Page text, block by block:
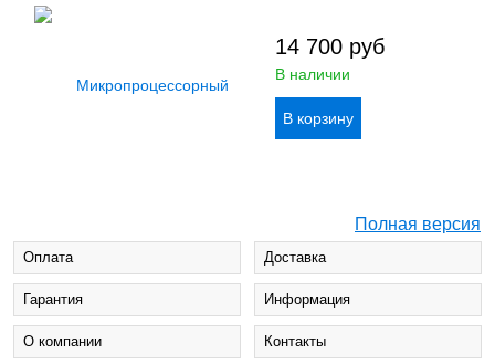
14 700 руб
В наличии
Полная версия
Оплата Доставка
Гарантия Информация
О компании Контакты